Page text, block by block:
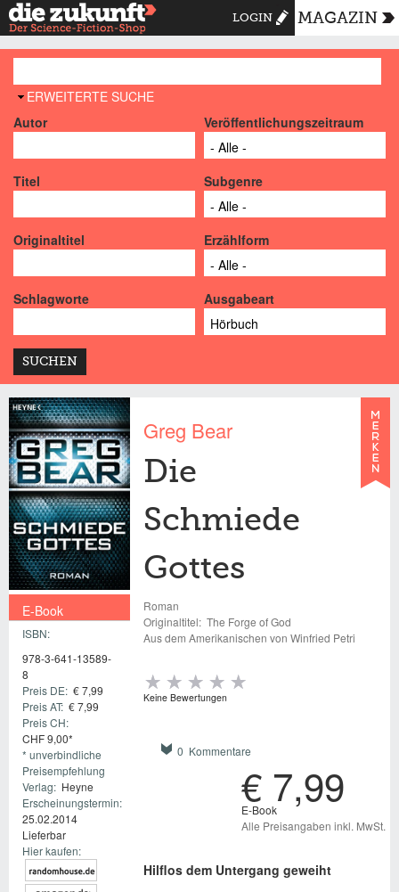
LOGIN MAGAZIN
AUSBLENDEN
ERWEITERTE SUCHE
Autor
Veröffentlichungszeitraum
Titel Subgenre
Originaltitel Erzählform
Schlagworte Ausgabeart
E-Book
ISBN:
978-3-641-13589-
8
Preis DE: € 7,99
Preis AT: € 7,99
Preis CH:
CHF 9,00*
* unverbindliche
Preisempfehlung
Verlag: Heyne
Erscheinungstermin:
25.02.2014
Lieferbar
Hier kaufen:
Greg Bear
Die
Schmiede
Gottes
Roman
Originaltitel: The Forge of God
Aus dem Amerikanischen von Winfried Petri
Keine Bewertungen
0 Kommentare
€ 7,99
E-Book
Alle Preisangaben inkl. MwSt.
Hilflos dem Untergang geweiht